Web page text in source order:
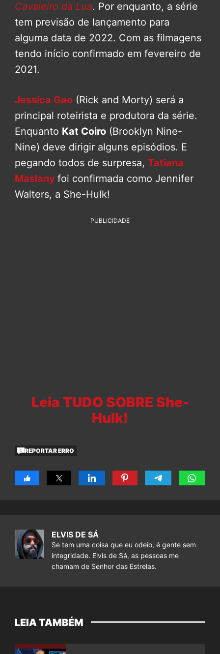
Cavaleiro da Lua. Por enquanto, a série
tem previsão de lançamento para
alguma data de 2022. Com as filmagens
tendo início confirmado em fevereiro de
2021.
Jessica Gao (Rick and Morty) será a
principal roteirista e produtora da série.
Enquanto Kat Coiro (Brooklyn Nine-
Nine) deve dirigir alguns episódios. E
pegando todos de surpresa, Tatiana
Maslany foi confirmada como Jennifer
Walters, a She-Hulk!
PUBLICIDADE
Leia TUDO SOBRE She-
Hulk!
REPORTAR ERRO
ELVIS DE SÁ
Se tem uma coisa que eu odeio, é gente sem
integridade. Elvis de Sá, as pessoas me
chamam de Senhor das Estrelas.
LEIA TAMBÉM